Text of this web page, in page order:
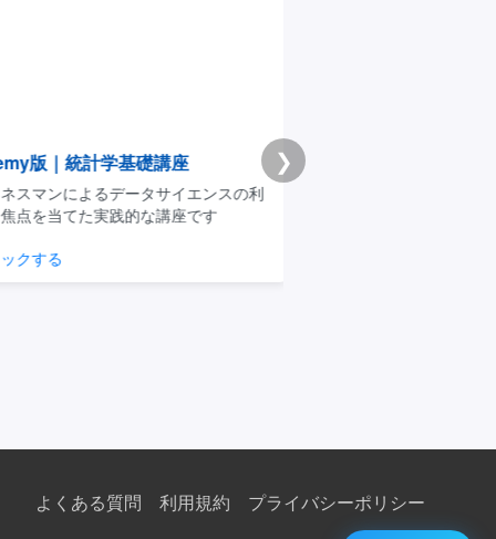
❯
版｜統計学基礎講座
マンによるデータサイエンスの利
を当てた実践的な講座です
する
よくある質問 利用規約 プライバシーポリシー